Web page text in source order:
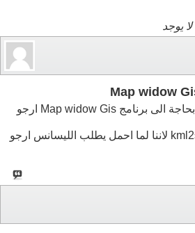
لا يوجد
الاخوة اعضاء المنتدى انا بحاجة الى برنامج Map widow Gis ارجو
وكذلك برنامج تحويل kml2shp لاننا لما احمل يطلب الليسانس ارجو